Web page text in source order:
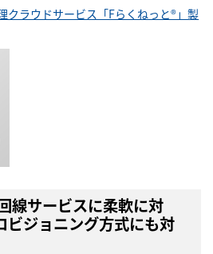
クラウドサービス「Fらくねっと®」製
線サービスに柔軟に対
ビジョニング方式にも対